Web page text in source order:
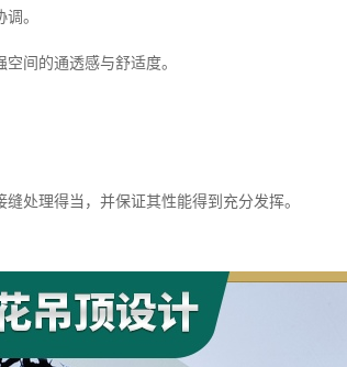
。
间的通透感与舒适度。
处理得当，并保证其性能得到充分发挥。